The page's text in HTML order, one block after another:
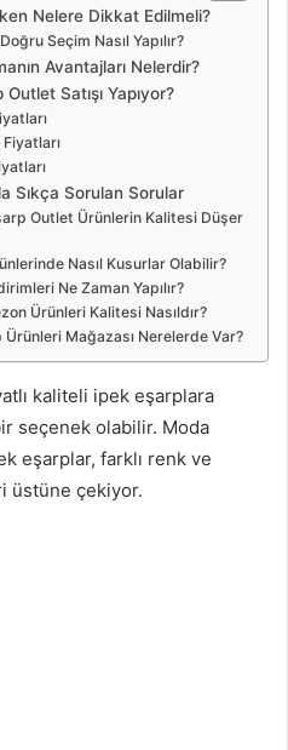
Nelere Dikkat Edilmeli?
Seçim Nasıl Yapılır?
Avantajları Nelerdir?
Satışı Yapıyor?
Sıkça Sorulan Sorular
Outlet Ürünlerin Kalitesi Düşer
Nasıl Kusurlar Olabilir?
Ne Zaman Yapılır?
Ürünleri Kalitesi Nasıldır?
Mağazası Nerelerde Var?
kaliteli ipek eşarplara
seçenek olabilir. Moda
eşarplar, farklı renk ve
üstüne çekiyor.